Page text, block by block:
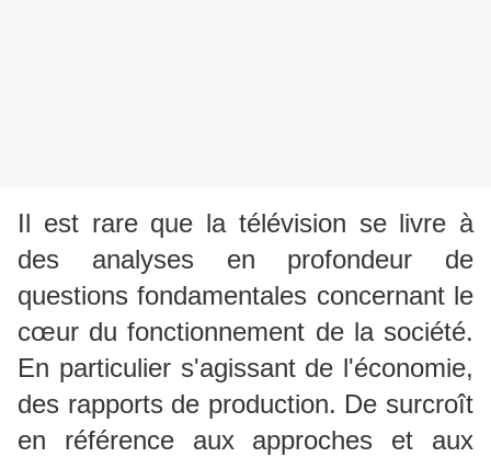
Il est rare que la télévision se livre à
des analyses en profondeur de
questions fondamentales concernant le
cœur du fonctionnement de la société.
En particulier s'agissant de l'économie,
des rapports de production. De surcroît
en référence aux approches et aux